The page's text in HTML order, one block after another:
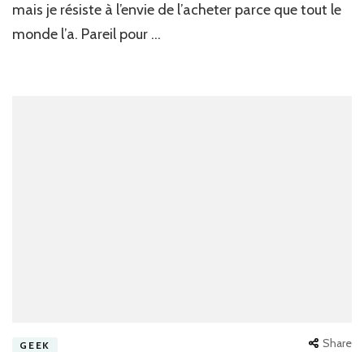
mais je résiste à l’envie de l’acheter parce que tout le
monde l’a. Pareil pour …
GEEK Share